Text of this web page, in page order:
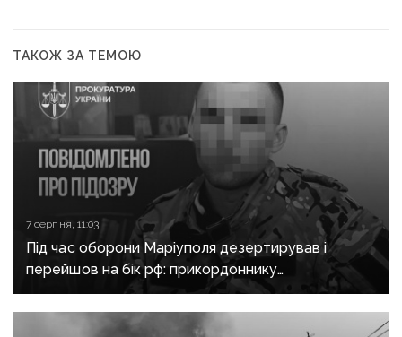
ТАКОЖ ЗА ТЕМОЮ
7 серпня, 11:03
Під час оборони Маріуполя дезертирував і
перейшов на бік рф: прикордоннику
з «Азовсталі» повідомили про підозру